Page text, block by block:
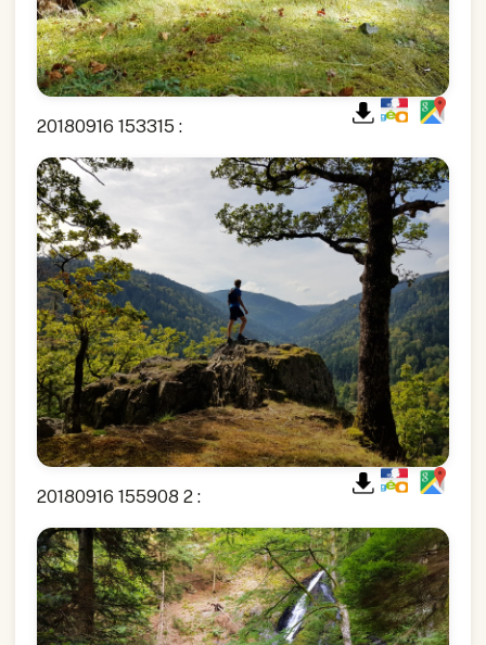
20180916 153315 :
20180916 155908 2 :